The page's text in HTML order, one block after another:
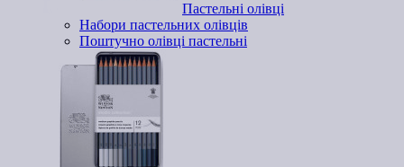
Пастельні олівці
Набори пастельних олівців
Поштучно олівці пастельні